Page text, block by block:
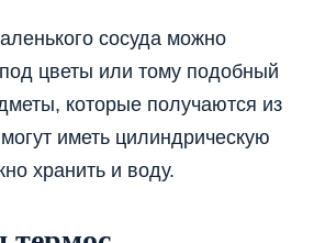
сосуда можно
цветы или тому подобный
которые получаются из
иметь цилиндрическую
хранить и воду.